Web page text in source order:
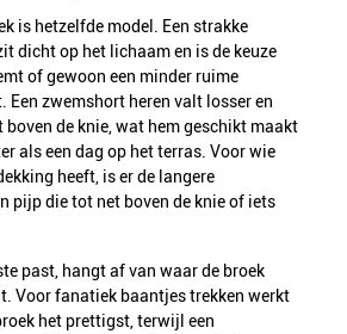
is hetzelfde model. Een strakke
dicht op het lichaam en is de keuze
of gewoon een minder ruime
Een zwemshort heren valt losser en
de knie, wat hem geschikt maakt
als een dag op het terras. Voor wie
heeft, is er de langere
pijp die tot net boven de knie of iets
past, hangt af van waar de broek
Voor fanatiek baantjes trekken werkt
het prettigst, terwijl een